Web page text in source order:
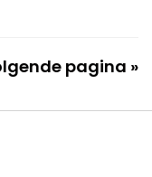
pagina »